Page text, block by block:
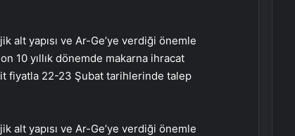
alt yapısı ve Ar-Ge’ye verdiği önemle
10 yıllık dönemde makarna ihracat
fiyatla 22-23 Şubat tarihlerinde talep
alt yapısı ve Ar-Ge’ye verdiği önemle